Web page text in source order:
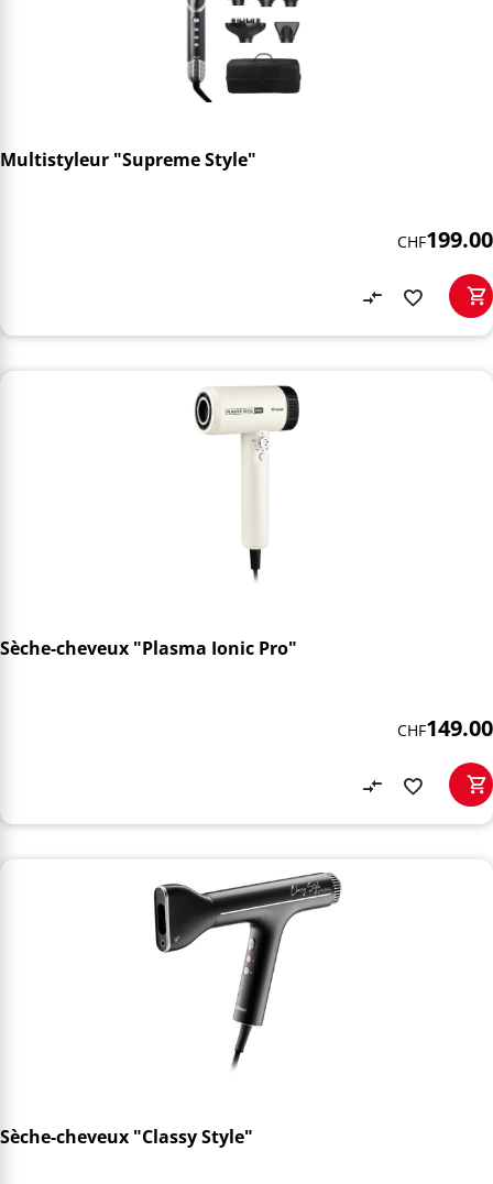
Multistyleur "Supreme Style"
CHF199.00
Sèche-cheveux "Plasma Ionic Pro"
CHF149.00
Sèche-cheveux "Classy Style"